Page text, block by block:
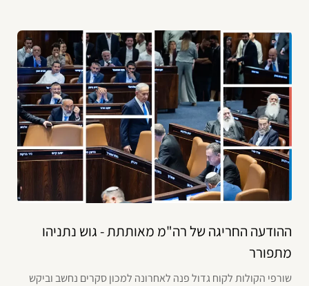
ההודעה החריגה של רה"מ מאותתת - גוש נתניהו
מתפורר
שורפי הקולות לקוח גדול פנה לאחרונה למכון סקרים נחשב וביקש